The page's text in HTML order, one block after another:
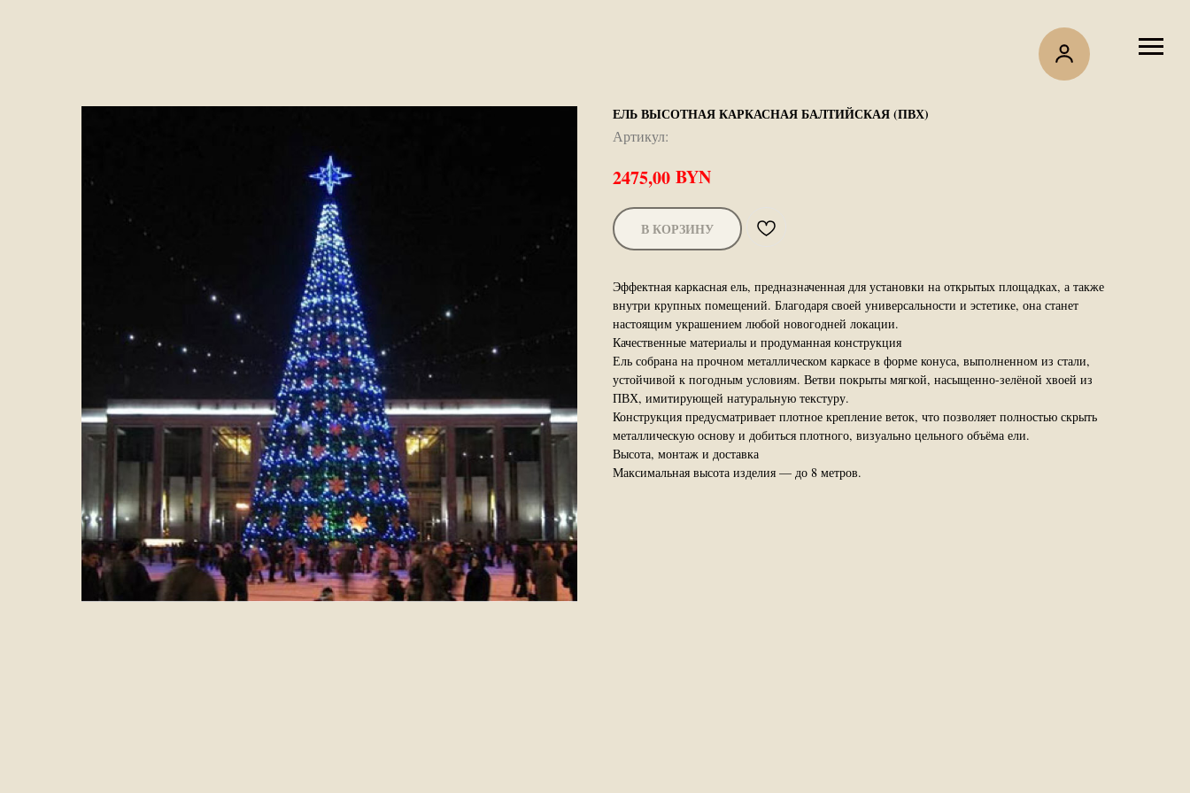
ЕЛЬ ВЫСОТНАЯ КАРКАСНАЯ БАЛТИЙСКАЯ (ПВХ)
Артикул:
2475,00 BYN
В КОРЗИНУ
Эффектная каркасная ель, предназначенная для установки на открытых площадках, а также
внутри крупных помещений. Благодаря своей универсальности и эстетике, она станет
настоящим украшением любой новогодней локации.
Качественные материалы и продуманная конструкция
Ель собрана на прочном металлическом каркасе в форме конуса, выполненном из стали,
устойчивой к погодным условиям. Ветви покрыты мягкой, насыщенно-зелёной хвоей из
ПВХ, имитирующей натуральную текстуру.
Конструкция предусматривает плотное крепление веток, что позволяет полностью скрыть
металлическую основу и добиться плотного, визуально цельного объёма ели.
Высота, монтаж и доставка
Максимальная высота изделия — до 8 метров.